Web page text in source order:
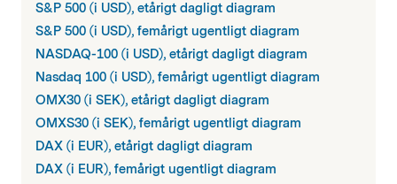
S&P 500 (i USD), etårigt dagligt diagram
S&P 500 (i USD), femårigt ugentligt diagram
NASDAQ-100 (i USD), etårigt dagligt diagram
Nasdaq 100 (i USD), femårigt ugentligt diagram
OMX30 (i SEK), etårigt dagligt diagram
OMXS30 (i SEK), femårigt ugentligt diagram
DAX (i EUR), etårigt dagligt diagram
DAX (i EUR), femårigt ugentligt diagram